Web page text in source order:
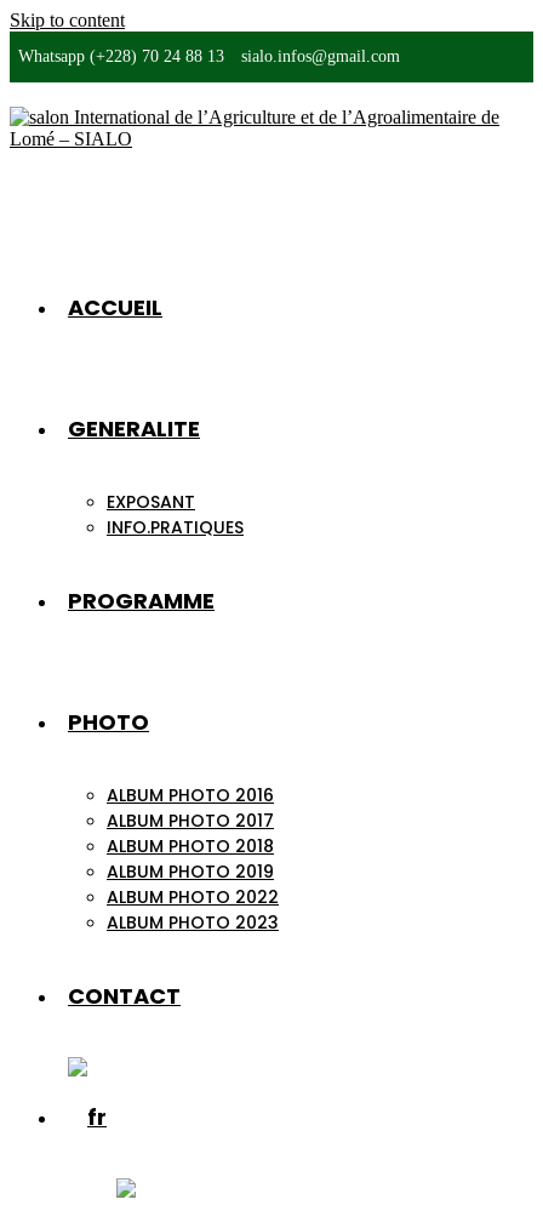
Skip to content
Whatsapp (+228) 70 24 88 13 sialo.infos@gmail.com
ACCUEIL
GENERALITE
EXPOSANT
INFO.PRATIQUES
PROGRAMME
PHOTO
ALBUM PHOTO 2016
ALBUM PHOTO 2017
ALBUM PHOTO 2018
ALBUM PHOTO 2019
ALBUM PHOTO 2022
ALBUM PHOTO 2023
CONTACT